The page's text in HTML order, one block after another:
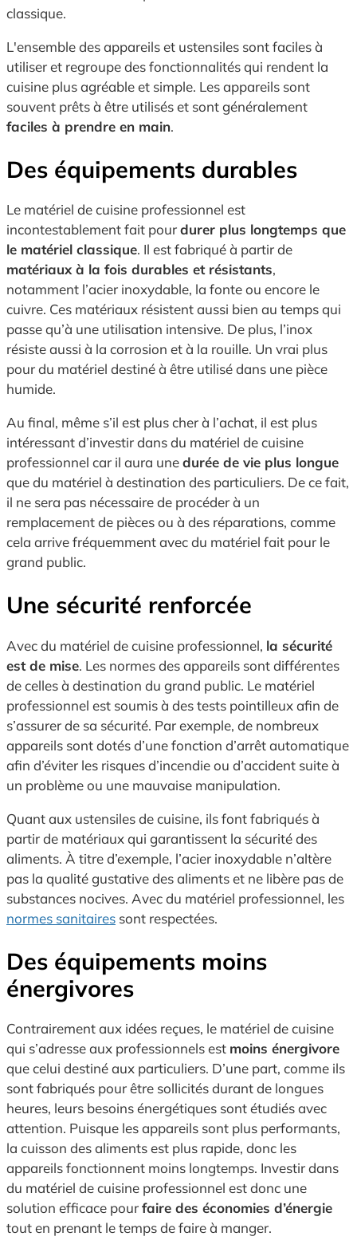
classique.
L'ensemble des appareils et ustensiles sont faciles à
utiliser et regroupe des fonctionnalités qui rendent la
cuisine plus agréable et simple. Les appareils sont
souvent prêts à être utilisés et sont généralement
faciles à prendre en main.
Des équipements durables
Le matériel de cuisine professionnel est
incontestablement fait pourdurer plus longtemps que
le matériel classique. Il est fabriqué à partir de
matériaux à la fois durables et résistants,
notamment l’acier inoxydable, la fonte ou encore le
cuivre. Ces matériaux résistent aussi bien au temps qui
passe qu’à une utilisation intensive. De plus, l’inox
résiste aussi à la corrosion et à la rouille. Un vrai plus
pour du matériel destiné à être utilisé dans une pièce
humide.
Au final, même s’il est plus cher à l’achat, il est plus
intéressant d’investir dans du matériel de cuisine
professionnel car il aura unedurée de vie plus longue
que du matériel à destination des particuliers. De ce fait,
il ne sera pas nécessaire de procéder à un
remplacement de pièces ou à des réparations, comme
cela arrive fréquemment avec du matériel fait pour le
grand public.
Une sécurité renforcée
Avec du matériel de cuisine professionnel, la sécurité
est de mise. Les normes des appareils sont différentes
de celles à destination du grand public. Le matériel
professionnel est soumis à des tests pointilleux afin de
s’assurer de sa sécurité. Par exemple, de nombreux
appareils sont dotés d’une fonction d’arrêt automatique
afin d’éviter les risques d’incendie ou d’accident suite à
un problème ou une mauvaise manipulation.
Quant aux ustensiles de cuisine, ils font fabriqués à
partir de matériaux qui garantissent la sécurité des
aliments. À titre d’exemple, l’acier inoxydable n’altère
pas la qualité gustative des aliments et ne libère pas de
substances nocives. Avec du matériel professionnel, les
normes sanitaires sont respectées.
Des équipements moins
énergivores
Contrairement aux idées reçues, le matériel de cuisine
qui s’adresse aux professionnels est moins énergivore
que celui destiné aux particuliers. D’une part, comme ils
sont fabriqués pour être sollicités durant de longues
heures, leurs besoins énergétiques sont étudiés avec
attention. Puisque les appareils sont plus performants,
la cuisson des aliments est plus rapide, donc les
appareils fonctionnent moins longtemps. Investir dans
du matériel de cuisine professionnel est donc une
solution efficace pourfaire des économies d’énergie
tout en prenant le temps de faire à manger.